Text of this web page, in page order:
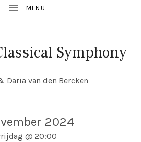
Symphony
Daria van den Bercken
2024
@ 20:00